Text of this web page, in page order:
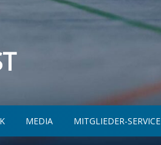
MEDIA MITGLIEDER-SERVICE